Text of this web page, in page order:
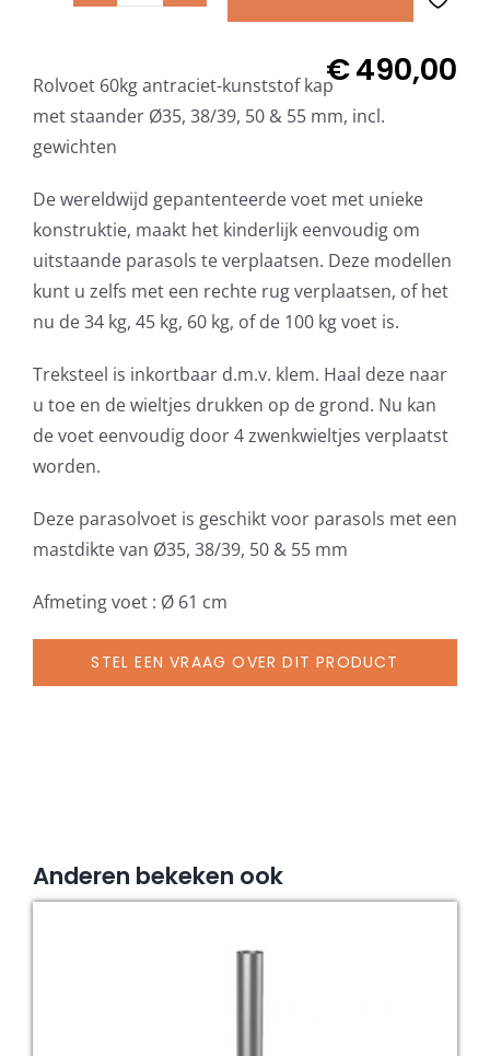
Glatz parasoldoeken
Glatz stofstalen collectie Sampleboeken
Umbrosa en Paraflex parasoldoeken
Onze merken
kg,
Antraciet
met
staander,
incl.
gewichten
aantal
€490,00
Rolvoet 60kg antraciet-kunststof kap
met staander Ø35, 38/39, 50 & 55 mm, incl.
gewichten
De wereldwijd gepantenteerde voet met unieke
konstruktie, maakt het kinderlijk eenvoudig om
uitstaande parasols te verplaatsen. Deze modellen
kunt u zelfs met een rechte rug verplaatsen, of het
nu de 34 kg, 45 kg, 60 kg, of de 100 kg voet is.
Treksteel is inkortbaar d.m.v. klem. Haal deze naar
u toe en de wieltjes drukken op de grond. Nu kan
de voet eenvoudig door 4 zwenkwieltjes verplaatst
worden.
Deze parasolvoet is geschikt voor parasols met een
mastdikte van Ø35, 38/39, 50 & 55 mm
Afmeting voet : Ø 61 cm
STEL EEN VRAAG OVER DIT PRODUCT
Anderen bekeken ook